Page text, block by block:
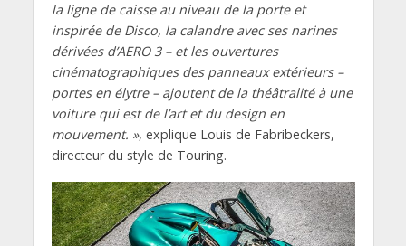
la ligne de caisse au niveau de la porte et
inspirée de Disco, la calandre avec ses narines
dérivées d’AERO 3 – et les ouvertures
cinématographiques des panneaux extérieurs –
portes en élytre – ajoutent de la théâtralité à une
voiture qui est de l’art et du design en
mouvement. », explique Louis de Fabribeckers,
directeur du style de Touring.